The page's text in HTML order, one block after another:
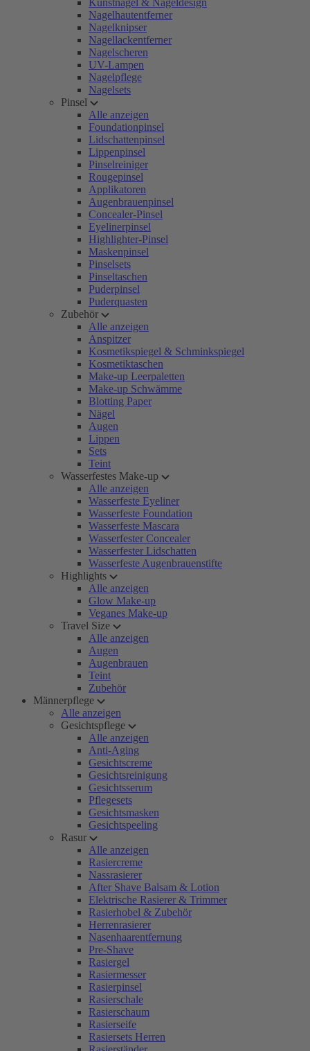
Kunstnägel & Nageldesign
Nagelhautentferner
Nagelknipser
Nagellackentferner
Nagelscheren
UV-Lampen
Nagelpflege
Nagelsets
Pinsel
Alle anzeigen
Foundationpinsel
Lidschattenpinsel
Lippenpinsel
Pinselreiniger
Rougepinsel
Applikatoren
Augenbrauenpinsel
Concealer-Pinsel
Eyelinerpinsel
Highlighter-Pinsel
Maskenpinsel
Pinselsets
Pinseltaschen
Puderpinsel
Puderquasten
Zubehör
Alle anzeigen
Anspitzer
Kosmetikspiegel & Schminkspiegel
Kosmetiktaschen
Make-up Leerpaletten
Make-up Schwämme
Blotting Paper
Nägel
Augen
Lippen
Sets
Teint
Wasserfestes Make-up
Alle anzeigen
Wasserfeste Eyeliner
Wasserfeste Foundation
Wasserfeste Mascara
Wasserfester Concealer
Wasserfester Lidschatten
Wasserfeste Augenbrauenstifte
Highlights
Alle anzeigen
Glow Make-up
Veganes Make-up
Travel Size
Alle anzeigen
Augen
Augenbrauen
Teint
Zubehör
Männerpflege
Alle anzeigen
Gesichtspflege
Alle anzeigen
Anti-Aging
Gesichtscreme
Gesichtsreinigung
Gesichtsserum
Pflegesets
Gesichtsmasken
Gesichtspeeling
Rasur
Alle anzeigen
Rasiercreme
Nassrasierer
After Shave Balsam & Lotion
Elektrische Rasierer & Trimmer
Rasierhobel & Zubehör
Herrenrasierer
Nasenhaarentfernung
Pre-Shave
Rasiergel
Rasiermesser
Rasierpinsel
Rasierschale
Rasierschaum
Rasierseife
Rasiersets Herren